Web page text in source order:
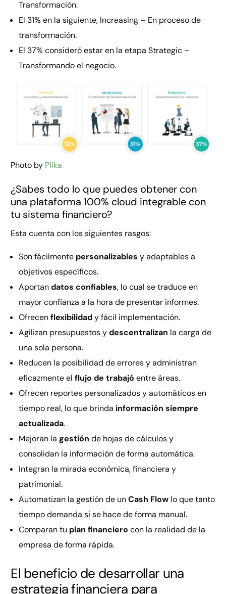
Transformación.
El 31% en la siguiente, Increasing – En proceso de
transformación.
El 37% consideró estar en la etapa Strategic –
Transformando el negocio.
Photo by Plika
¿Sabes todo lo que puedes obtener con
una plataforma 100% cloud integrable con
tu sistema financiero?
Esta cuenta con los siguientes rasgos:
Son fácilmente personalizables y adaptables a
objetivos específicos.
Aportandatos confiables, lo cual se traduce en
mayor confianza a la hora de presentar informes.
Ofrecenflexibilidady fácil implementación.
Agilizan presupuestos ydescentralizan la carga de
una sola persona.
Reducen la posibilidad de errores y administran
eficazmente elflujo de trabajóentre áreas.
Ofrecen reportes personalizados y automáticos en
tiempo real, lo que brinda información siempre
actualizada.
Mejoran lagestión de hojas de cálculos y
consolidan la información de forma automática.
Integran la mirada económica, financiera y
patrimonial.
Automatizan la gestión de unCash Flow lo que tanto
tiempo demanda si se hace de forma manual.
Comparan tu plan financiero con la realidad de la
empresa de forma rápida.
El beneficio de desarrollar una
estrategia financiera para